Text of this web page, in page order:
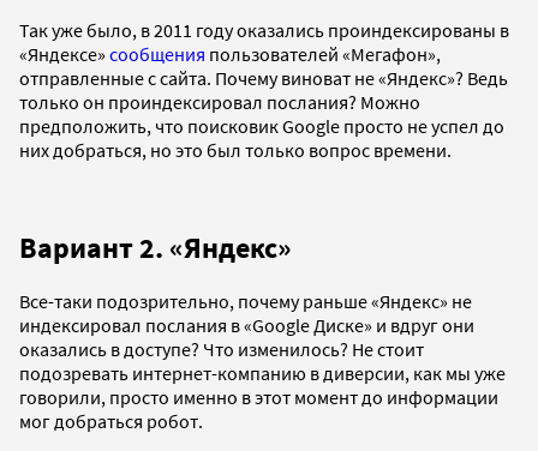
Так уже было, в 2011 году оказались проиндексированы в
«Яндексе» сообщения пользователей «Мегафон»,
отправленные с сайта. Почему виноват не «Яндекс»? Ведь
только он проиндексировал послания? Можно
предположить, что поисковик Google просто не успел до
них добраться, но это был только вопрос времени.
Вариант 2. «Яндекс»
Все-таки подозрительно, почему раньше «Яндекс» не
индексировал послания в «Google Диске» и вдруг они
оказались в доступе? Что изменилось? Не стоит
подозревать интернет-компанию в диверсии, как мы уже
говорили, просто именно в этот момент до информации
мог добраться робот.